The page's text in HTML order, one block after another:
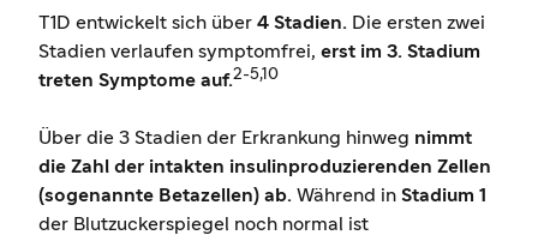
T1D entwickelt sich über 4 Stadien. Die ersten zwei
Stadien verlaufen symptomfrei, erst im 3. Stadium
treten Symptome auf.2-5,10
Über die 3 Stadien der Erkrankung hinweg nimmt
die Zahl der intakten insulinproduzierenden Zellen
(sogenannte Betazellen) ab. Während in Stadium 1
der Blutzuckerspiegel noch normal ist